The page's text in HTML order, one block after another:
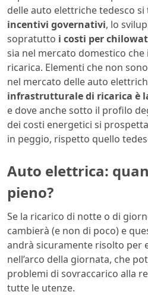
delle auto elettriche tedesco
incentivi governativi, lo
sopratutto i costi per
sia nel mercato domestico
ricarica. Elementi che non
nel mercato delle auto
infrastrutturale di ricarica è
e dove anche sotto il profilo
dei costi energetici si
in peggio, rispetto quello
Auto elettrica:
pieno?
Se la ricarico di notte o di
cambierà (e non di poco) e
andrà sicuramente risolto per
nell’arco della giornata, che
problemi di sovraccarico alla
tutte le utenze.